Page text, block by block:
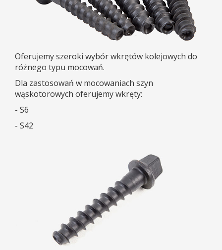
Oferujemy szeroki wybór wkrętów kolejowych do
różnego typu mocowań.
Dla zastosowań w mocowaniach szyn
wąskotorowych oferujemy wkręty:
- S6
- S42